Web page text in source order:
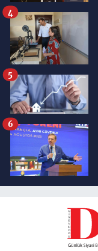
4
5
6